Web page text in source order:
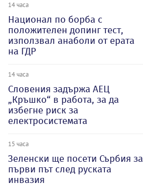
14 часа
Национал по борба с
положителен допинг тест,
използвал анаболи от ерата
на ГДР
14 часа
Словения задържа АЕЦ
„Кръшко“ в работа, за да
избегне риск за
електросистемата
15 часа
Зеленски ще посети Сърбия за
първи път след руската
инвазия